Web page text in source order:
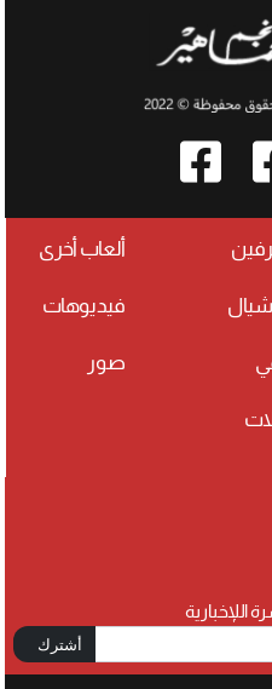
ألعاب أخرى
فيديوهات
صور
اللإخبارية
أشترك